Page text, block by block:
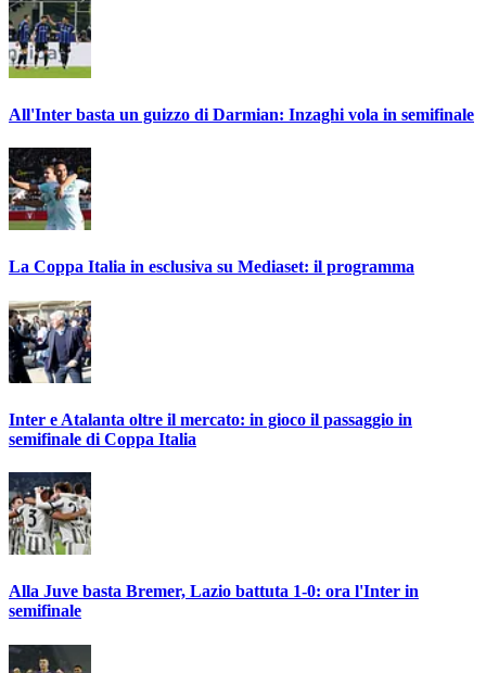
All'Inter basta un guizzo di Darmian: Inzaghi vola in semifinale
La Coppa Italia in esclusiva su Mediaset: il programma
Inter e Atalanta oltre il mercato: in gioco il passaggio in
semifinale di Coppa Italia
Alla Juve basta Bremer, Lazio battuta 1-0: ora l'Inter in
semifinale